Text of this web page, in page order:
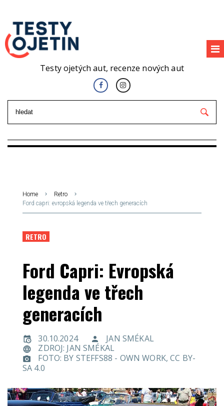
Testy ojetých aut, recenze nových aut
Home
Retro
Ford capri: evropská legenda ve třech generacích
RETRO
Ford Capri: Evropská
legenda ve třech
generacích
30.10.2024
JAN SMÉKAL
ZDROJ: JAN SMÉKAL
FOTO: BY STEFFS88 - OWN WORK, CC BY-
SA 4.0